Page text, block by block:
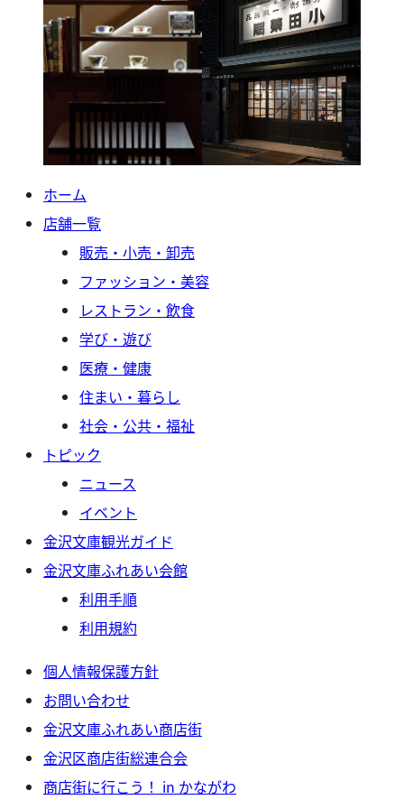
ホーム
店舗一覧
販売・小売・卸売
ファッション・美容
レストラン・飲食
学び・遊び
医療・健康
住まい・暮らし
社会・公共・福祉
トピック
ニュース
イベント
金沢文庫観光ガイド
金沢文庫ふれあい会館
利用手順
利用規約
個人情報保護方針
お問い合わせ
金沢文庫ふれあい商店街
金沢区商店街総連合会
商店街に行こう！ in かながわ